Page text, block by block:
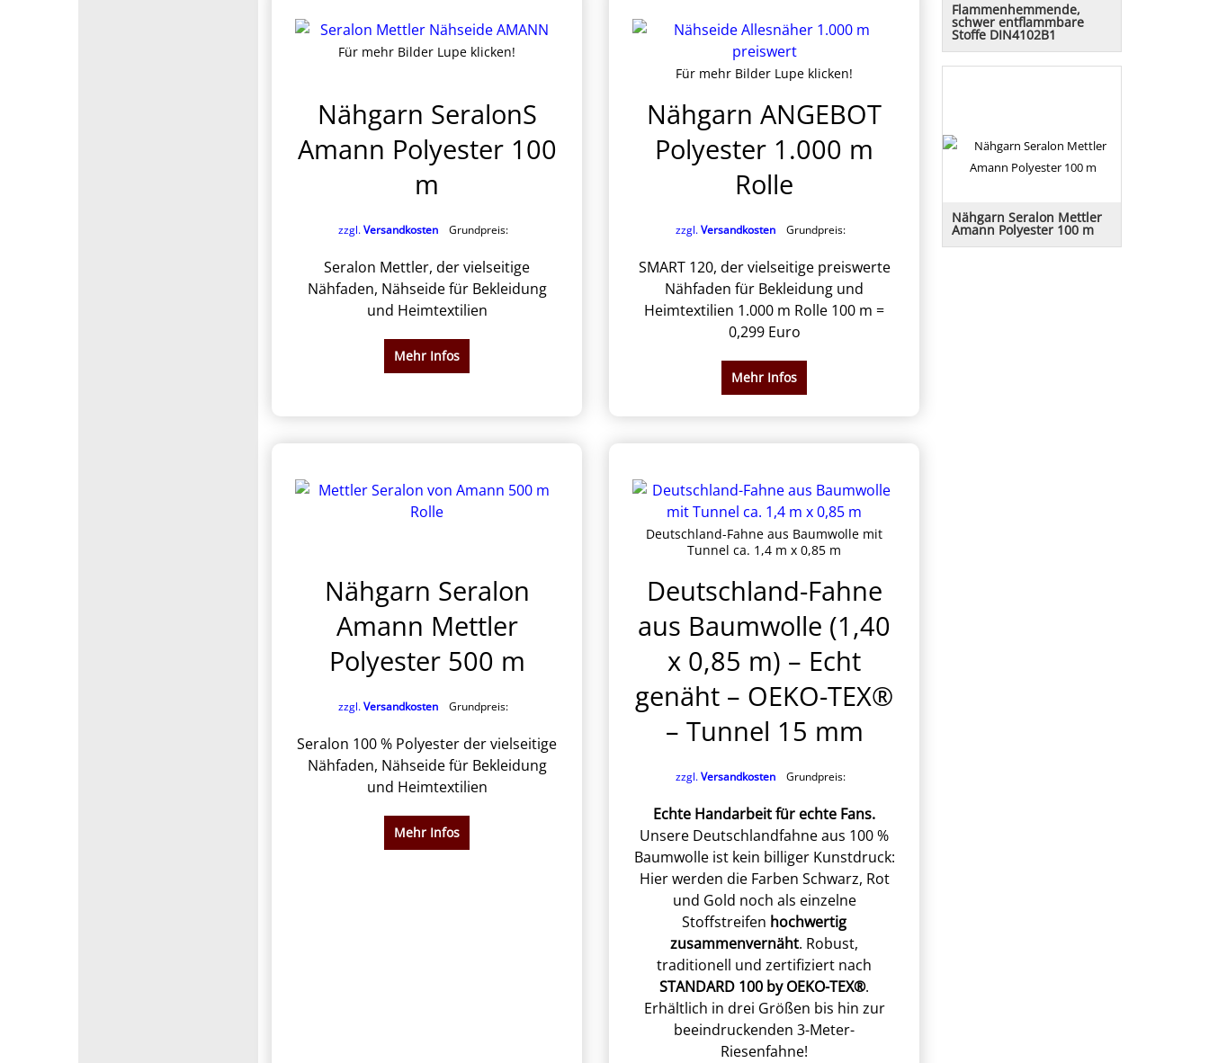
Flammenhemmende,
schwer entflammbare
Stoffe DIN4102B1
Stoffe bereits ausgerüstet nach
DIN 4102 Brandschutzklasse B1
Nähgarn Seralon Mettler
Amann Polyester 100 m
Seralon 100 % Polyester, der
Für mehr Bilder Lupe klicken!
Nähgarn SeralonS
Amann Polyester 100
m
zzgl.Versandkosten Grundpreis:
Seralon Mettler, der vielseitige
Nähfaden, Nähseide für Bekleidung
und Heimtextilien
Mehr Infos
Für mehr Bilder Lupe klicken!
Nähgarn ANGEBOT
Polyester 1.000 m
Rolle
zzgl.Versandkosten Grundpreis:
SMART 120, der vielseitige preiswerte
Nähfaden für Bekleidung und
Heimtextilien 1.000 m Rolle 100 m =
0,299 Euro
Mehr Infos
Nähgarn Seralon
Amann Mettler
Polyester 500 m
zzgl.Versandkosten Grundpreis:
Seralon 100 % Polyester der vielseitige
Nähfaden, Nähseide für Bekleidung
und Heimtextilien
Mehr Infos
Deutschland-Fahne aus Baumwolle mit
Tunnel ca. 1,4 m x 0,85 m
Deutschland-Fahne
aus Baumwolle (1,40
x 0,85 m) – Echt
genäht – OEKO-TEX®
– Tunnel 15 mm
zzgl.Versandkosten Grundpreis:
Echte Handarbeit für echte Fans.
Unsere Deutschlandfahne aus 100 %
Baumwolle ist kein billiger Kunstdruck:
Hier werden die Farben Schwarz, Rot
und Gold noch als einzelne
Stoffstreifen hochwertig
zusammenvernäht. Robust,
traditionell und zertifiziert nach
STANDARD 100 by OEKO-TEX®.
Erhältlich in drei Größen bis hin zur
beeindruckenden 3-Meter-
Riesenfahne!